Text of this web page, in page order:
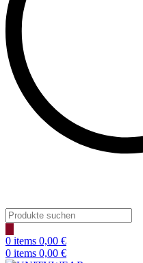
Products
search
0 items 0,00 €
0 items 0,00 €